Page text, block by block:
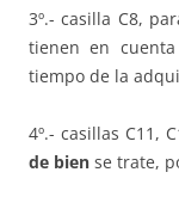
3º.- casilla C8,
tienen en
tiempo de la
4º.- casillas C11,
de bien se trate,